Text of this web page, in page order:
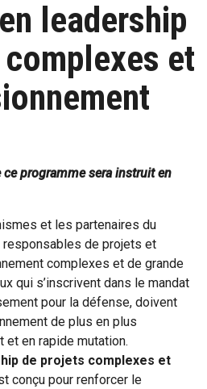
leadership
et
programme sera instruit en
et les partenaires du
responsables de projets et
complexes et de grande
qui s’inscrivent dans le mandat
pour la défense, doivent
de plus en plus
et en rapide mutation.
de projets complexes et
conçu pour renforcer le